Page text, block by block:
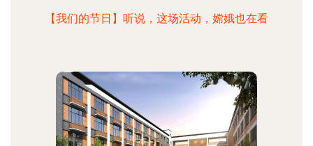
【我们的节日】听说，这场活动，嫦娥也在看